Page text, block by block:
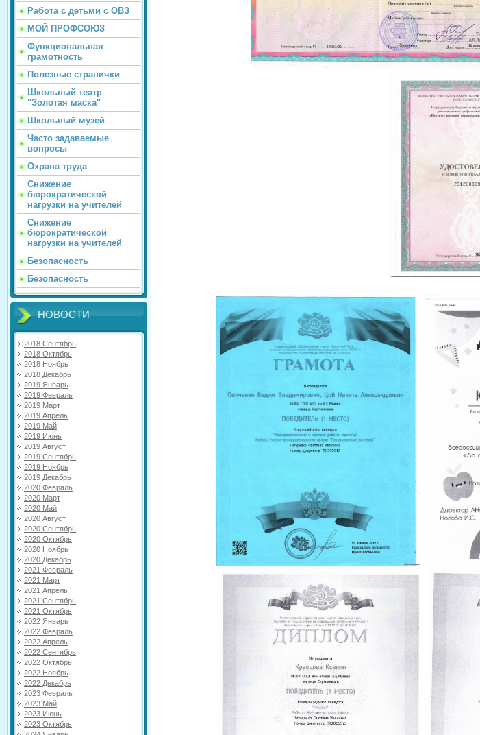
Работа с детьми с ОВЗ
МОЙ ПРОФСОЮЗ
Функциональная
грамотность
Полезные странички
Школьный театр
"Золотая маска"
Школьный музей
Часто задаваемые
вопросы
Охрана труда
Снижение
бюрократической
нагрузки на учителей
Снижение
бюрократической
нагрузки на учителей
Безопасность
Безопасность
НОВОСТИ
2018 Сентябрь
2018 Октябрь
2018 Ноябрь
2018 Декабрь
2019 Январь
2019 Февраль
2019 Март
2019 Апрель
2019 Май
2019 Июнь
2019 Август
2019 Сентябрь
2019 Ноябрь
2019 Декабрь
2020 Февраль
2020 Март
2020 Май
2020 Август
2020 Сентябрь
2020 Октябрь
2020 Ноябрь
2020 Декабрь
2021 Февраль
2021 Март
2021 Апрель
2021 Сентябрь
2021 Октябрь
2022 Январь
2022 Февраль
2022 Апрель
2022 Сентябрь
2022 Октябрь
2022 Ноябрь
2022 Декабрь
2023 Февраль
2023 Май
2023 Июнь
2023 Октябрь